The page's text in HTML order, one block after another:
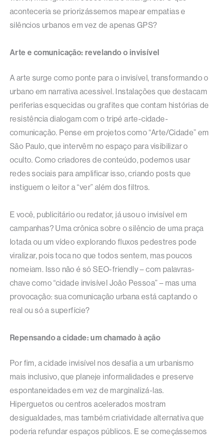
aconteceria se priorizássemos mapear empatias e
silêncios urbanos em vez de apenas GPS?​
Arte e comunicação: revelando o invisível
A arte surge como ponte para o invisível, transformando o
urbano em narrativa acessível. Instalações que destacam
periferias esquecidas ou grafites que contam histórias de
resistência dialogam com o tripé arte-cidade-
comunicação. Pense em projetos como “Arte/Cidade” em
São Paulo, que intervêm no espaço para visibilizar o
oculto. Como criadores de conteúdo, podemos usar
redes sociais para amplificar isso, criando posts que
instiguem o leitor a “ver” além dos filtros.​
E você, publicitário ou redator, já usou o invisível em
campanhas? Uma crônica sobre o silêncio de uma praça
lotada ou um vídeo explorando fluxos pedestres pode
viralizar, pois toca no que todos sentem, mas poucos
nomeiam. Isso não é só SEO-friendly – com palavras-
chave como “cidade invisível João Pessoa” – mas uma
provocação: sua comunicação urbana está captando o
real ou só a superfície?​
Repensando a cidade: um chamado à ação
Por fim, a cidade invisível nos desafia a um urbanismo
mais inclusivo, que planeje informalidades e preserve
espontaneidades em vez de marginalizá-las.
Hiperguetos ou centros acelerados mostram
desigualdades, mas também criatividade alternativa que
poderia refundar espaços públicos. E se começássemos